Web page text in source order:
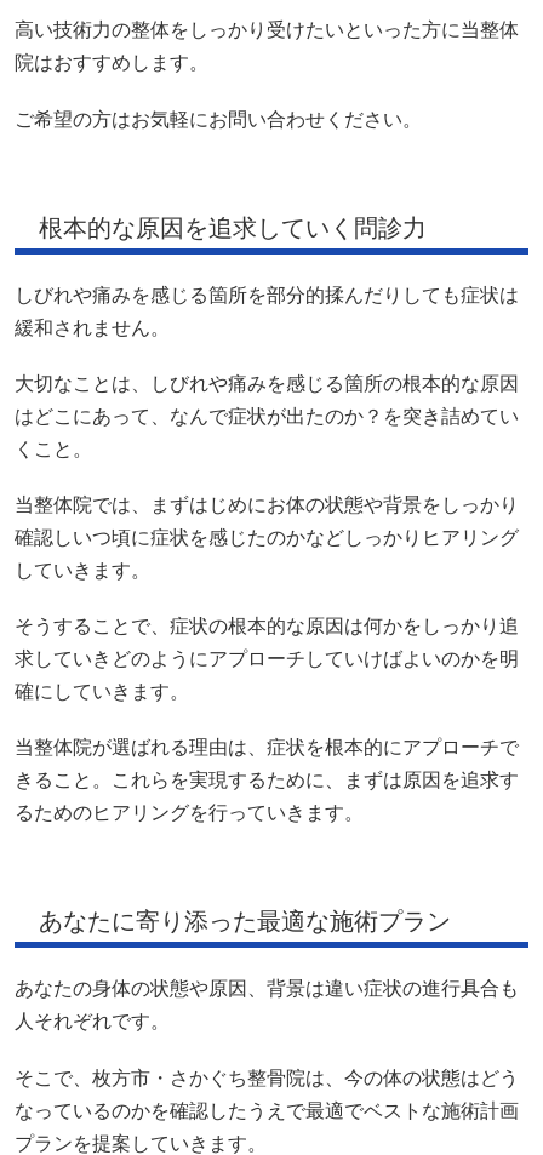
高い技術力の整体をしっかり受けたいといった方に当整体
院はおすすめします。
ご希望の方はお気軽にお問い合わせください。
根本的な原因を追求していく問診力
しびれや痛みを感じる箇所を部分的揉んだりしても症状は
緩和されません。
大切なことは、しびれや痛みを感じる箇所の根本的な原因
はどこにあって、なんで症状が出たのか？を突き詰めてい
くこと。
当整体院では、まずはじめにお体の状態や背景をしっかり
確認しいつ頃に症状を感じたのかなどしっかりヒアリング
していきます。
そうすることで、症状の根本的な原因は何かをしっかり追
求していきどのようにアプローチしていけばよいのかを明
確にしていきます。
当整体院が選ばれる理由は、症状を根本的にアプローチで
きること。これらを実現するために、まずは原因を追求す
るためのヒアリングを行っていきます。
あなたに寄り添った最適な施術プラン
あなたの身体の状態や原因、背景は違い症状の進行具合も
人それぞれです。
そこで、枚方市・さかぐち整骨院は、今の体の状態はどう
なっているのかを確認したうえで最適でベストな施術計画
プランを提案していきます。